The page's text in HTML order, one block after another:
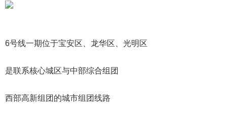
6号线一期位于宝安区、龙华区、光明区
是联系核心城区与中部综合组团
西部高新组团的城市组团线路